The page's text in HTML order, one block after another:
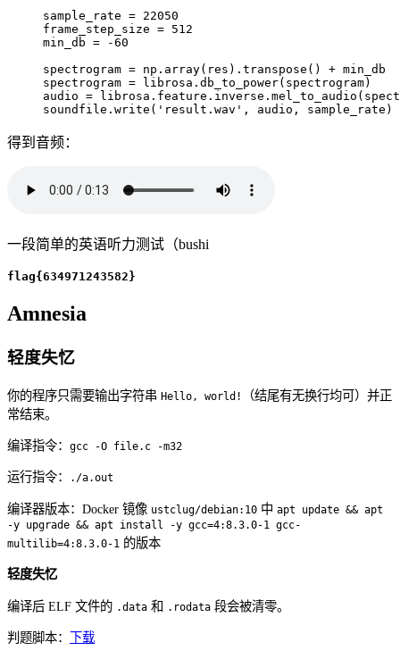
sample_rate = 22050
frame_step_size = 512
min_db = -60
spectrogram = np . array( res ) . transpose ( ) + min_db
spectrogram = librosa . db_to_power( spectrogram)
audio = librosa . feature . inverse . mel_to_audio (
soundfile . write ( 'result.wav' , audio , sample_rate )
得到音频：
一段简单的英语听力测试（bushi
flag{634971243582}
Amnesia
轻度失忆
你的程序只需要输出字符串 Hello, world!
（结尾有无换行均可）并正
常结束。
编译指令： gcc -O file.c -m32
运行指令： ./a.out
编译器版本：Docker 镜像 ustclug/debian:10 中 apt update && apt
-y upgrade && apt install -y gcc=4:8.3.0-1 gcc-
multilib=4:8.3.0-1 的版本
轻度失忆
编译后 ELF 文件的 .data 和 .rodata 段会被清零。
判题脚本： 下载